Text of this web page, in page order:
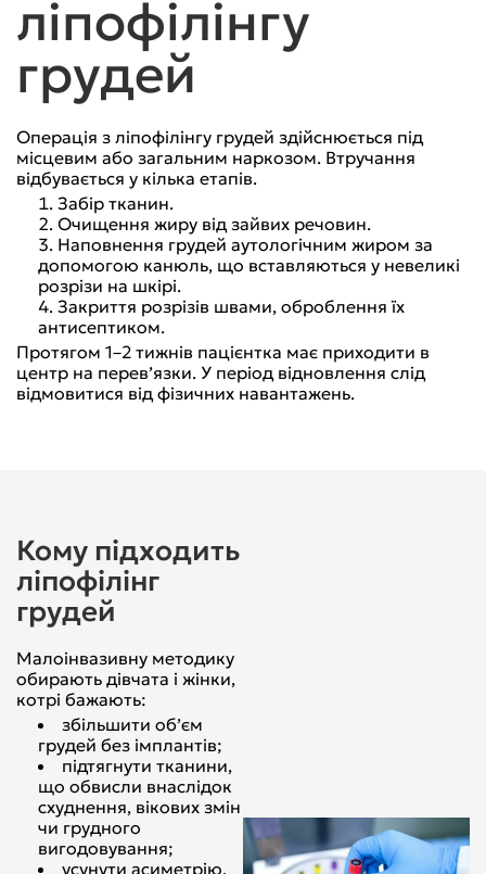
ліпофілінгу
грудей
Операція з ліпофілінгу грудей здійснюється під
місцевим або загальним наркозом. Втручання
відбувається у кілька етапів.
Забір тканин.
Очищення жиру від зайвих речовин.
Наповнення грудей аутологічним жиром за
допомогою канюль, що вставляються у невеликі
розрізи на шкірі.
Закриття розрізів швами, оброблення їх
антисептиком.
Протягом 1–2 тижнів пацієнтка має приходити в
центр на перев’язки. У період відновлення слід
відмовитися від фізичних навантажень.
Кому підходить
ліпофілінг
грудей
Малоінвазивну методику
обирають дівчата і жінки,
котрі бажають:
збільшити об’єм
грудей без імплантів;
підтягнути тканини,
що обвисли внаслідок
схуднення, вікових змін
чи грудного
вигодовування;
усунути асиметрію,